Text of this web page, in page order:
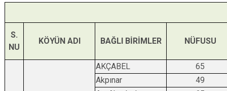
Çatalzeytin
Cide
Daday
Şenpazar
Seydiler
Taşköprü
Tosya
S.
NU
KÖYÜN ADI BAĞLI BİRİMLER NÜFUSU
AKÇABEL
65
Akpınar
49